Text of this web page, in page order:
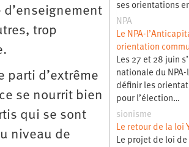
d’enseignement
trop
parti d’extrême
se nourrit bien
qui se sont
niveau de
ses orientations
NPA
Le NPA-
orientation
Les 27 et 28 juin
nationale du
définir les
pour l’élection…
sionisme
Le retour de la loi
Le projet de loi